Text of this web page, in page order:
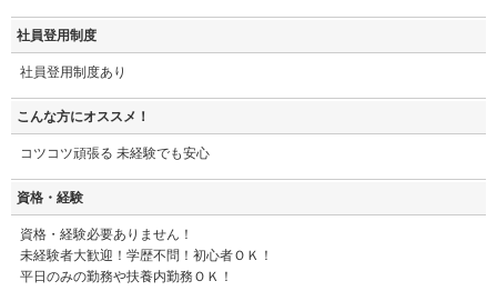
社員登用制度
社員登用制度あり
こんな方にオススメ！
コツコツ頑張る 未経験でも安心
資格・経験
資格・経験必要ありません！
未経験者大歓迎！学歴不問！初心者ＯＫ！
平日のみの勤務や扶養内勤務ＯＫ！